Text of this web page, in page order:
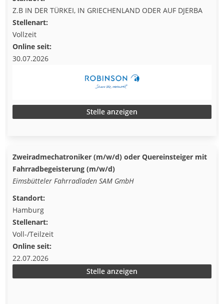
Z.B IN DER TÜRKEI, IN GRIECHENLAND ODER AUF DJERBA
Stellenart:
Vollzeit
Online seit:
30.07.2026
Stelle anzeigen
Zweiradmechatroniker (m/w/d) oder Quereinsteiger mit
Fahrradbegeisterung (m/w/d)
Eimsbütteler Fahrradladen SAM GmbH
Standort:
Hamburg
Stellenart:
Voll-/Teilzeit
Online seit:
22.07.2026
Stelle anzeigen